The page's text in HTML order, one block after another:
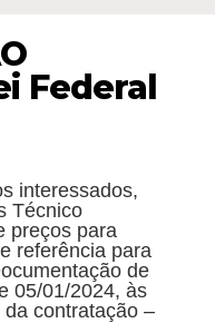
Federal
interessados,
Técnico
preços para
referência para
de
05/01/2024, às
contratação –